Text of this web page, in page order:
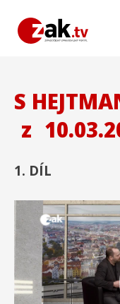
S
z
1. DÍL